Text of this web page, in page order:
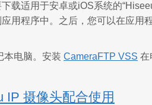
载适用于安卓或iOS系统的
用程序中。之后，您可以在应用
本电脑。安装 CameraFTP VSS 在
IP 摄像头配合使用